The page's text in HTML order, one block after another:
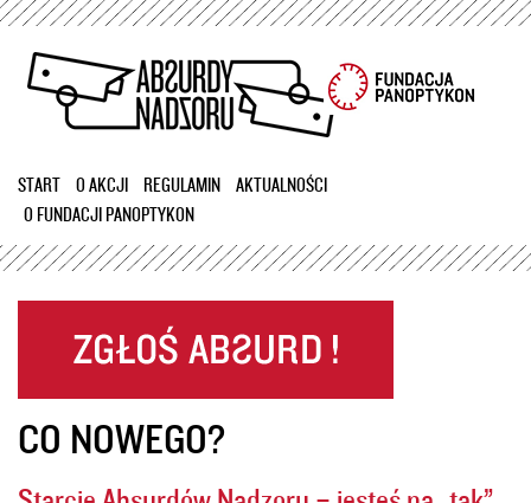
Przejdź
treści
START O AKCJI REGULAMIN
AKTUALNOŚCI
O FUNDACJI PANOPTYKON
CO NOWEGO?